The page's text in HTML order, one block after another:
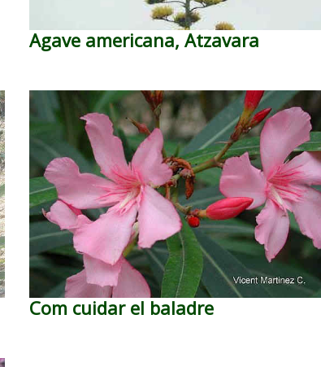
Agave americana, Atzavara
Com cuidar el baladre